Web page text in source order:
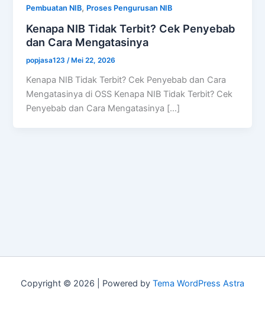
Pembuatan NIB, Proses Pengurusan NIB
Kenapa NIB Tidak Terbit? Cek Penyebab
dan Cara Mengatasinya
popjasa123 /Mei 22, 2026
Kenapa NIB Tidak Terbit? Cek Penyebab dan Cara
Mengatasinya di OSS Kenapa NIB Tidak Terbit? Cek
Penyebab dan Cara Mengatasinya […]
Copyright © 2026 | Powered by Tema WordPress Astra